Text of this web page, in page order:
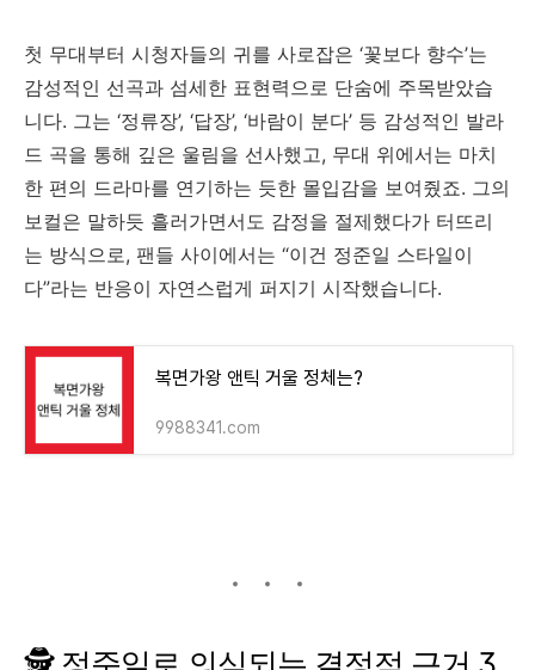
첫 무대부터 시청자들의 귀를 사로잡은 ‘꽃보다 향수’는
감성적인 선곡과 섬세한 표현력으로 단숨에 주목받았습
니다. 그는 ‘정류장’, ‘답장’, ‘바람이 분다’ 등 감성적인 발라
드 곡을 통해 깊은 울림을 선사했고, 무대 위에서는 마치
한 편의 드라마를 연기하는 듯한 몰입감을 보여줬죠. 그의
보컬은 말하듯 흘러가면서도 감정을 절제했다가 터뜨리
는 방식으로, 팬들 사이에서는 “이건 정준일 스타일이
다”라는 반응이 자연스럽게 퍼지기 시작했습니다.
복면가왕 앤틱 거울 정체는?
9988341.com